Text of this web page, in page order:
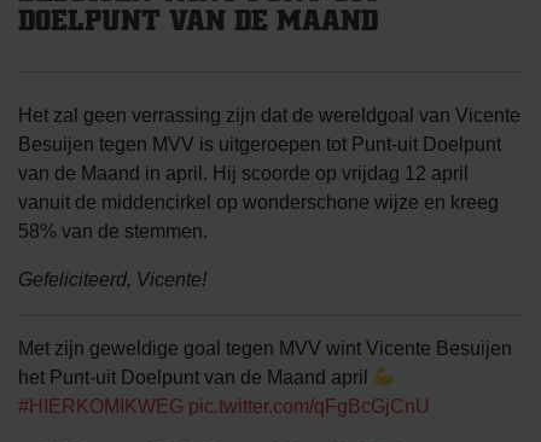
DOELPUNT VAN DE MAAND
Het zal geen verrassing zijn dat de wereldgoal van Vicente
Besuijen tegen MVV is uitgeroepen tot Punt-uit Doelpunt
van de Maand in april. Hij scoorde op vrijdag 12 april
vanuit de middencirkel op wonderschone wijze en kreeg
58% van de stemmen.
Gefeliciteerd, Vicente!
Met zijn geweldige goal tegen MVV wint Vicente Besuijen
het Punt-uit Doelpunt van de Maand april
#HIERKOMIKWEG pic.twitter.com/qFgBcGjCnU